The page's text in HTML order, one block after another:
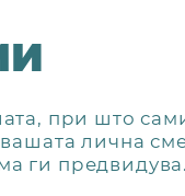
при што
лична
ги предвидува.